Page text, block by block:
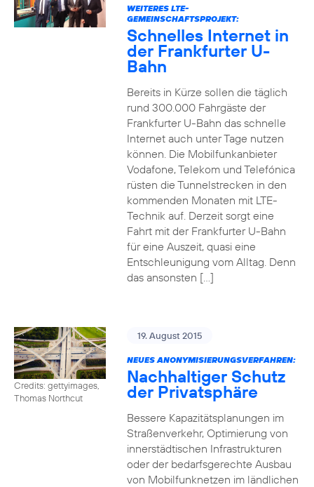
WEITERES LTE-
GEMEINSCHAFTSPROJEKT:
Schnelles Internet in
der Frankfurter U-
Bahn
Bereits in Kürze sollen die täglich
rund 300.000 Fahrgäste der
Frankfurter U-Bahn das schnelle
Internet auch unter Tage nutzen
können. Die Mobilfunkanbieter
Vodafone, Telekom und Telefónica
rüsten die Tunnelstrecken in den
kommenden Monaten mit LTE-
Technik auf. Derzeit sorgt eine
Fahrt mit der Frankfurter U-Bahn
für eine Auszeit, quasi eine
Entschleunigung vom Alltag. Denn
das ansonsten […]
Credits: gettyimages,
Thomas Northcut
19. August 2015
NEUES ANONYMISIERUNGSVERFAHREN:
Nachhaltiger Schutz
der Privatsphäre
Bessere Kapazitätsplanungen im
Straßenverkehr, Optimierung von
innerstädtischen Infrastrukturen
oder der bedarfsgerechte Ausbau
von Mobilfunknetzen im ländlichen